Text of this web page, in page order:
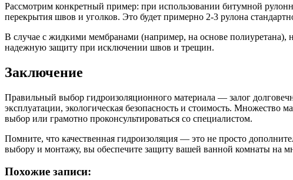
Рассмотрим конкретный пример: при использовании битумной
перекрытия швов и уголков. Это будет примерно 2-3 рулона
В случае с жидкими мембранами (например, на основе полиуретана),
надежную защиту при исключении швов и трещин.
Заключение
Правильный выбор гидроизоляционного материала — залог
эксплуатации, экологическая безопасность и стоимость. Множество
выбор или грамотно проконсультироваться со специалистом.
Помните, что качественная гидроизоляция — это не просто
выбору и монтажу, вы обеспечите защиту вашей ванной комнаты на
Похожие записи: